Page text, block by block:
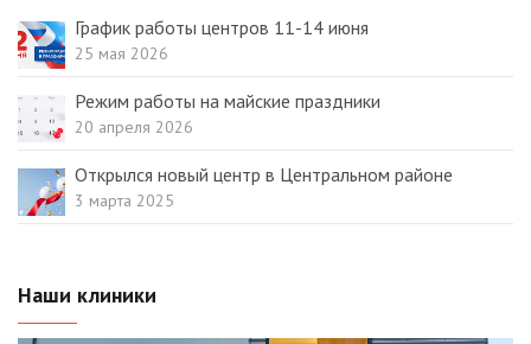
График работы центров 11-14 июня
25 мая 2026
Режим работы на майские праздники
20 апреля 2026
Открылся новый центр в Центральном районе
3 марта 2025
Наши клиники